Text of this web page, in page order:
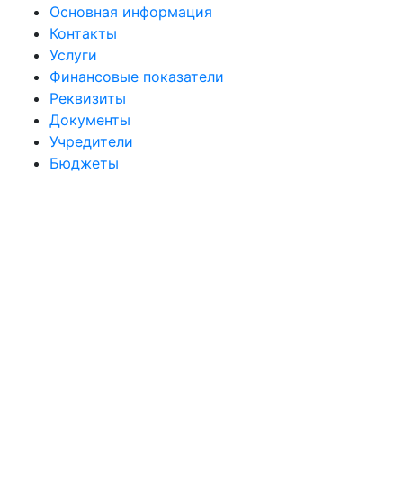
Основная информация
Контакты
Услуги
Финансовые показатели
Реквизиты
Документы
Учредители
Бюджеты